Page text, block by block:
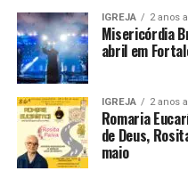
IGREJA 2 anos
Misericórdia
abril em
IGREJA 2 anos
Romaria
de Deus,
maio